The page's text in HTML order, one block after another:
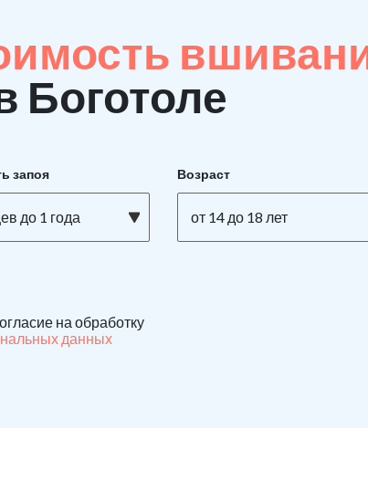
Боготоле
запоя
до 1 года
Возраст
от 14 до 18 лет
на обработку
данных